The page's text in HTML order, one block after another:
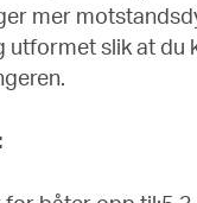
mer
utformet slik at du